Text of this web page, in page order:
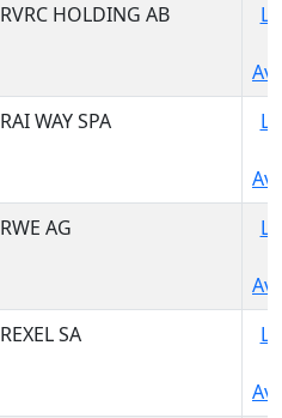
RVRC HOLDING AB
RAI WAY SPA
RWE AG
REXEL SA